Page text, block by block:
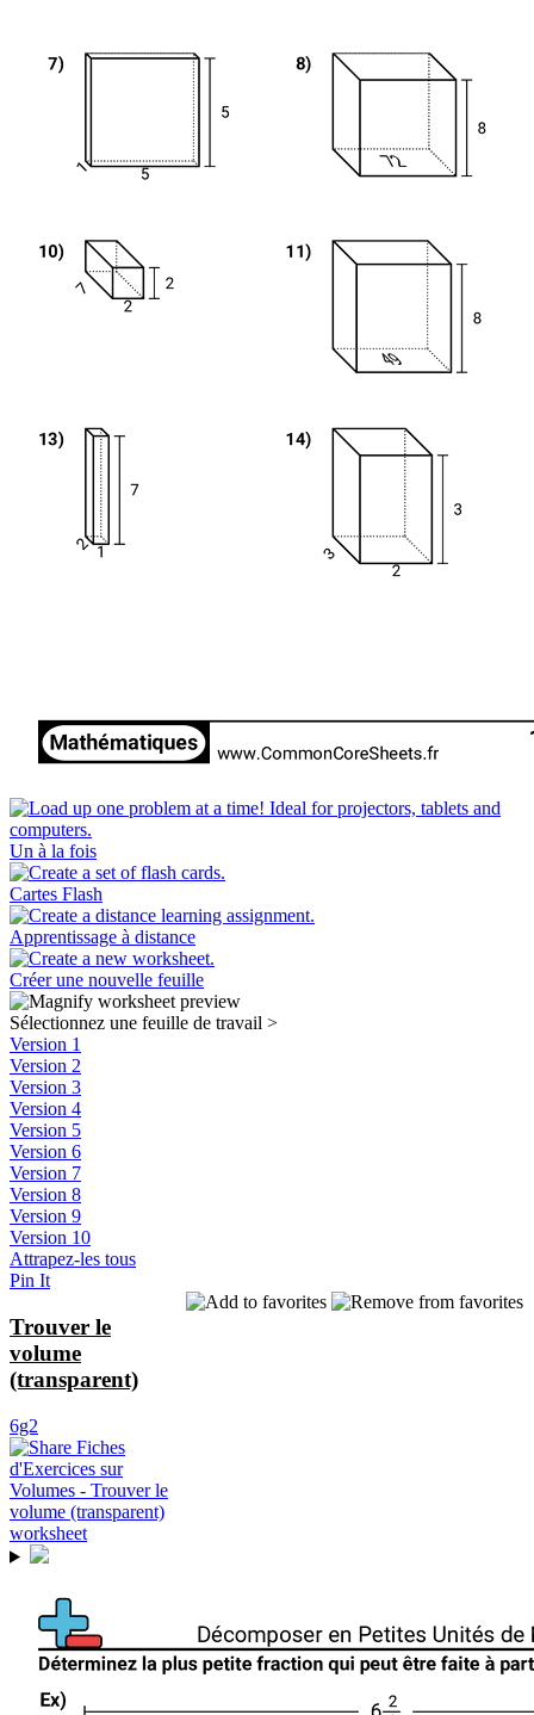
Un à la fois
Cartes Flash
Apprentissage à distance
Créer une nouvelle feuille
Sélectionnez une feuille de travail >
Version 1
Version 2
Version 3
Version 4
Version 5
Version 6
Version 7
Version 8
Version 9
Version 10
Attrapez-les tous
Pin It
Trouver le
volume
(transparent)
6g2